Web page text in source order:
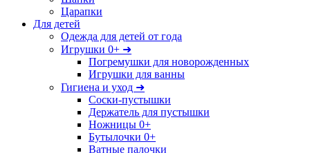
Царапки
Для детей
Одежда для детей от года
Игрушки 0+ ➜
Погремушки для новорожденных
Игрушки для ванны
Гигиена и уход ➜
Соски-пустышки
Держатель для пустышки
Ножницы 0+
Бутылочки 0+
Ватные палочки